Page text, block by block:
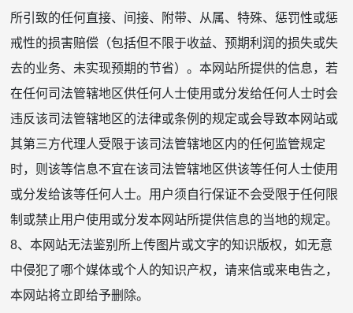
所引致的任何直接、间接、附带、从属、特殊、惩罚性或惩
戒性的损害赔偿（包括但不限于收益、预期利润的损失或失
去的业务、未实现预期的节省）。本网站所提供的信息，若
在任何司法管辖地区供任何人士使用或分发给任何人士时会
违反该司法管辖地区的法律或条例的规定或会导致本网站或
其第三方代理人受限于该司法管辖地区内的任何监管规定
时，则该等信息不宜在该司法管辖地区供该等任何人士使用
或分发给该等任何人士。用户须自行保证不会受限于任何限
制或禁止用户使用或分发本网站所提供信息的当地的规定。
8、本网站无法鉴别所上传图片或文字的知识版权，如无意
中侵犯了哪个媒体或个人的知识产权，请来信或来电告之，
本网站将立即给予删除。